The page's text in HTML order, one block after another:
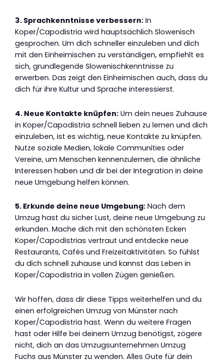
3. Sprachkenntnisse verbessern: In
Koper/Capodistria wird hauptsächlich Slowenisch
gesprochen. Um dich schneller einzuleben und dich
mit den Einheimischen zu verständigen, empfiehlt es
sich, grundlegende Slowenischkenntnisse zu
erwerben. Das zeigt den Einheimischen auch, dass du
dich für ihre Kultur und Sprache interessierst.
4. Neue Kontakte knüpfen: Um dein neues Zuhause
in Koper/Capodistria schnell lieben zu lernen und dich
einzuleben, ist es wichtig, neue Kontakte zu knüpfen.
Nutze soziale Medien, lokale Communities oder
Vereine, um Menschen kennenzulernen, die ähnliche
Interessen haben und dir bei der Integration in deine
neue Umgebung helfen können.
5. Erkunde deine neue Umgebung: Nach dem
Umzug hast du sicher Lust, deine neue Umgebung zu
erkunden. Mache dich mit den schönsten Ecken
Koper/Capodistrias vertraut und entdecke neue
Restaurants, Cafés und Freizeitaktivitäten. So fühlst
du dich schnell zuhause und kannst das Leben in
Koper/Capodistria in vollen Zügen genießen.
Wir hoffen, dass dir diese Tipps weiterhelfen und du
einen erfolgreichen Umzug von Münster nach
Koper/Capodistria hast. Wenn du weitere Fragen
hast oder Hilfe bei deinem Umzug benötigst, zögere
nicht, dich an das Umzugsunternehmen Umzug
Fuchs aus Münster zu wenden. Alles Gute für dein